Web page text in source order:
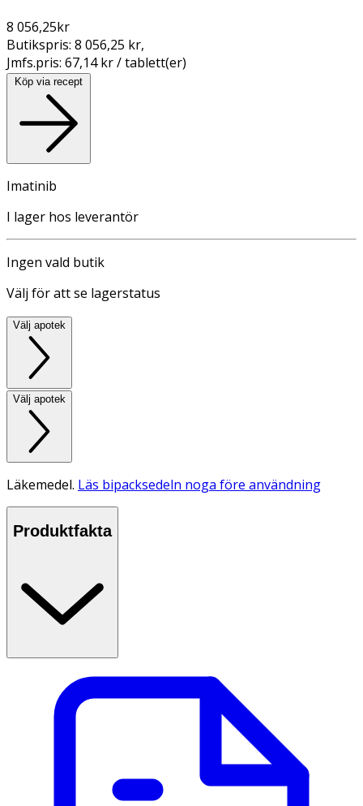
8 056,25kr
Butikspris: 8 056,25 kr,
Jmfs.pris: 67,14 kr / tablett(er)
Köp via recept
Imatinib
I lager hos leverantör
Ingen vald butik
Välj för att se lagerstatus
Välj apotek
Välj apotek
Läkemedel. Läs bipacksedeln noga före användning
Produktfakta